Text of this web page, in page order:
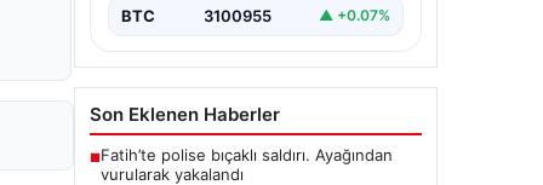
BTC 3100955 ▲ +0.07%
Son Eklenen Haberler
■Fatih’te polise bıçaklı saldırı. Ayağından
vurularak yakalandı